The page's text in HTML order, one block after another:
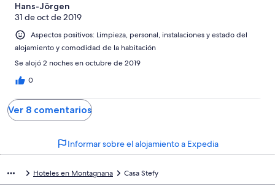
Hans-Jörgen
31 de oct de 2019
Aspectos positivos: Limpieza, personal, instalaciones y estado del
alojamiento y comodidad de la habitación
Se alojó 2 noches en octubre de 2019
0
Ver 8 comentarios
Informar sobre el alojamiento a Expedia
Hoteles en Montagnana Casa Stefy